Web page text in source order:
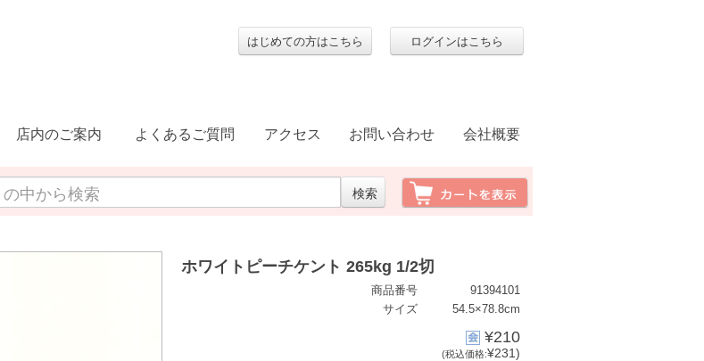
ログインはこちら
はじめての方はこちら
店内のご案内 よくあるご質問 アクセス お問い合わせ 会社概要
ホワイトピーチケント 265kg 1/2切
91394101
商品番号
54.5×78.8cm
サイズ
¥210
(税込価格:¥231)